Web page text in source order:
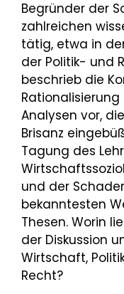
Begründer der
zahlreichen
tätig, etwa in
der Politik- und
beschrieb die
Analysen vor,
Brisanz
Tagung des
und der
bekanntesten
Thesen. Worin
der Diskussion
Wirtschaft,
Recht?